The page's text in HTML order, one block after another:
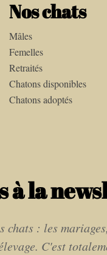
Nos chats
Mâles
Femelles
Retraités
Chatons disponibles
Chatons adoptés
à la
chats : les
C'est